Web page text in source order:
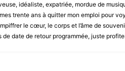
idéaliste, expatriée, mordue de
trente ans à quitter mon emploi pour
le cœur, le corps et l’âme de
de date de retour programmée, juste